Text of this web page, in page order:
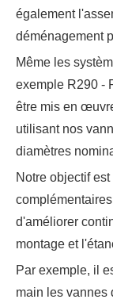
également
déménagement
Même les
exemple R290 -
être mis en
utilisant nos
diamètres
Notre objectif
d'améliorer
montage et
Par exemple, il
main les vannes